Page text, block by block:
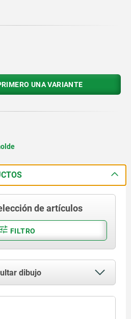
UNA VARIANTE
de artículos
FILTRO
dibujo